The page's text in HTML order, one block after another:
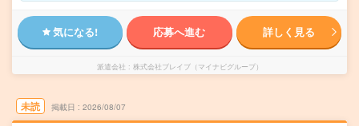
気になる! 応募へ進む 詳しく見る
派遣会社 株式会社ブレイブ（マイナビグループ）
未読 掲載日 2026/08/07